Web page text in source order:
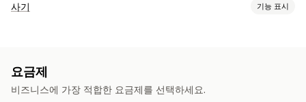
사기 기능 표시
예방 도구
요금제
비즈니스에 가장 적합한 요금제를 선택하세요.